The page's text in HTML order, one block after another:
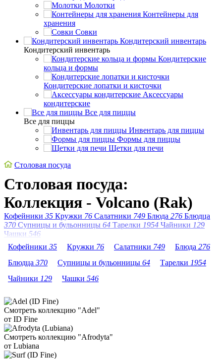
Молотки
Контейнеры для
хранения
Совки
Кондитерский инвентарь
Кондитерский инвентарь
Кондитерские
кольца и формы
Кондитерские лопатки и кисточки
Аксессуары
кондитерские
Все для пиццы
Все для пиццы
Инвентарь для пиццы
Формы для пиццы
Щетки для печи
Столовая посуда
Столовая посуда:
Коллекция - Volcano (Rak)
Кофейники 35 Кружки 76 Салатники 749 Блюда 276 Блюдца
370 Супницы и бульонницы 64 Тарелки 1954 Чайники 129
Чашки 546
Кофейники 35 Кружки 76 Салатники 749 Блюда 276
Блюдца 370 Супницы и бульонницы 64 Тарелки 1954
Чайники 129 Чашки 546
Смотреть коллекцию "Adel"
от ID Fine
Смотреть коллекцию "Afrodyta"
от Lubiana